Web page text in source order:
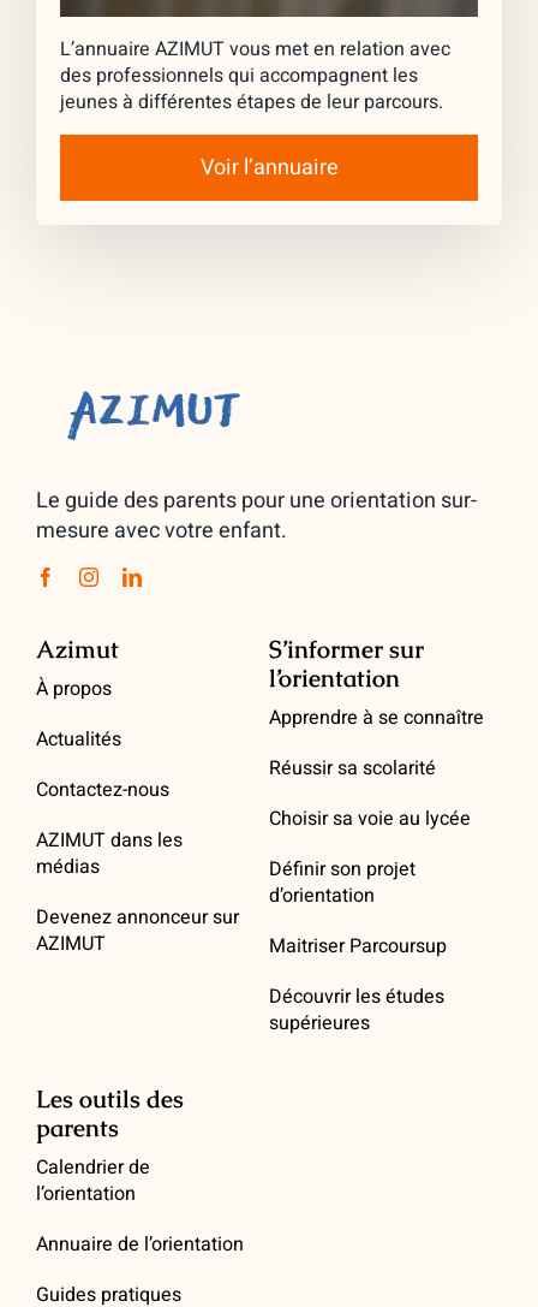
L’annuaire AZIMUT vous met en relation avec
des professionnels qui accompagnent les
jeunes à différentes étapes de leur parcours.
Voir l’annuaire
Le guide des parents pour une orientation sur-
mesure avec votre enfant.
Azimut
À propos
Actualités
Contactez-nous
AZIMUT dans les
médias
Devenez annonceur sur
AZIMUT
S’informer sur
l’orientation
Apprendre à se connaître
Réussir sa scolarité
Choisir sa voie au lycée
Définir son projet
d’orientation
Maitriser Parcoursup
Découvrir les études
supérieures
Les outils des
parents
Calendrier de
l’orientation
Annuaire de l’orientation
Guides pratiques